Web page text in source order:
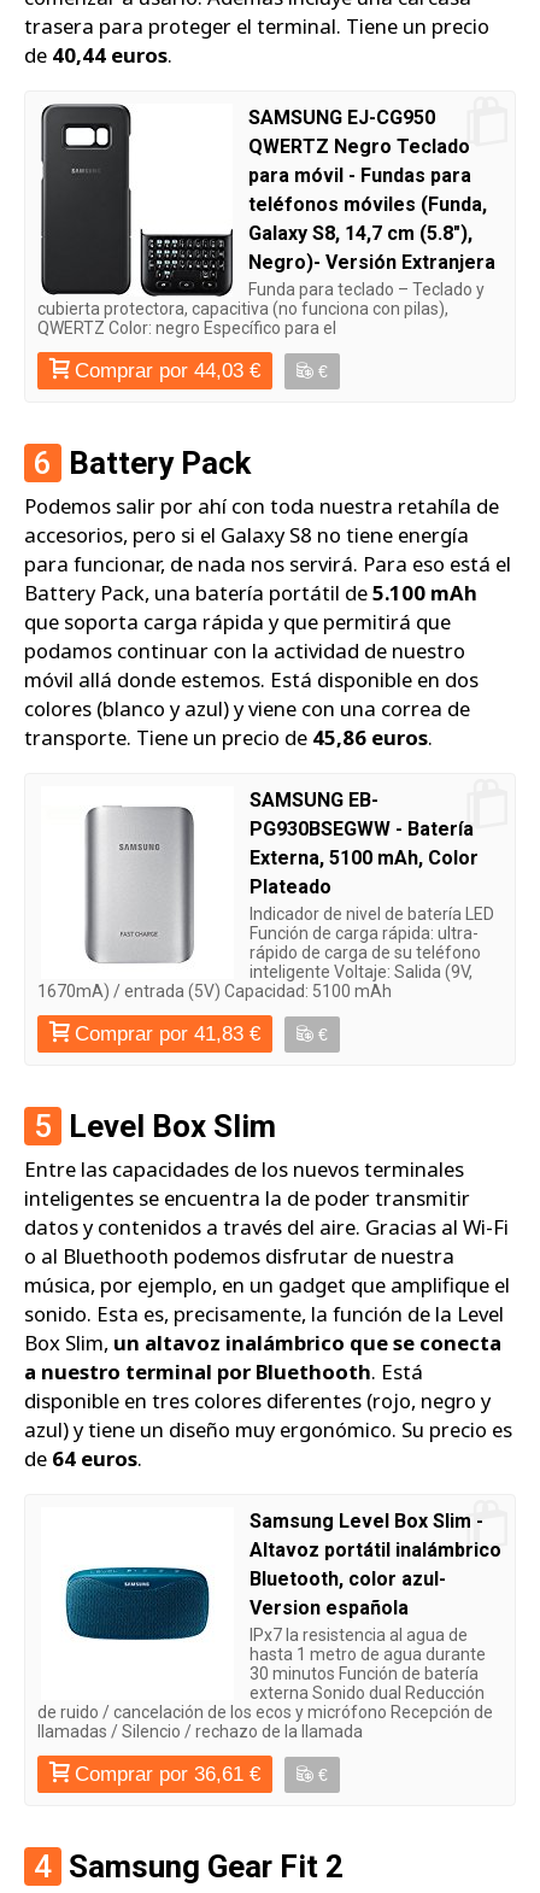
trasera para proteger el terminal. Tiene un precio
de 40,44 euros.
SAMSUNG EJ-CG950
QWERTZ Negro Teclado
para móvil - Fundas para
teléfonos móviles (Funda,
Galaxy S8, 14,7 cm (5.8"),
Negro)- Versión Extranjera
Funda para teclado – Teclado y
cubierta protectora, capacitiva (no funciona con pilas),
QWERTZ Color: negro Específico para el
Comprar por 44,03 € €
6 Battery Pack
Podemos salir por ahí con toda nuestra retahíla de
accesorios, pero si el Galaxy S8 no tiene energía
para funcionar, de nada nos servirá. Para eso está el
Battery Pack, una batería portátil de5.100 mAh
que soporta carga rápida y que permitirá que
podamos continuar con la actividad de nuestro
móvil allá donde estemos. Está disponible en dos
colores (blanco y azul) y viene con una correa de
transporte. Tiene un precio de 45,86 euros.
SAMSUNG EB-
PG930BSEGWW - Batería
Externa, 5100 mAh, Color
Plateado
Indicador de nivel de batería LED
Función de carga rápida: ultra-
rápido de carga de su teléfono
inteligente Voltaje: Salida (9V,
1670mA) / entrada (5V) Capacidad: 5100 mAh
Comprar por 41,83 € €
5 Level Box Slim
Entre las capacidades de los nuevos terminales
inteligentes se encuentra la de poder transmitir
datos y contenidos a través del aire. Gracias al Wi-Fi
o al Bluethooth podemos disfrutar de nuestra
música, por ejemplo, en un gadget que amplifique el
sonido. Esta es, precisamente, la función de la Level
Box Slim, un altavoz inalámbrico que se conecta
a nuestro terminal por Bluethooth. Está
disponible en tres colores diferentes (rojo, negro y
azul) y tiene un diseño muy ergonómico. Su precio es
de 64 euros.
Samsung Level Box Slim -
Altavoz portátil inalámbrico
Bluetooth, color azul-
Version española
IPx7 la resistencia al agua de
hasta 1 metro de agua durante
30 minutos Función de batería
externa Sonido dual Reducción
de ruido / cancelación de los ecos y micrófono Recepción de
llamadas / Silencio / rechazo de la llamada
Comprar por 36,61 € €
4 Samsung Gear Fit 2